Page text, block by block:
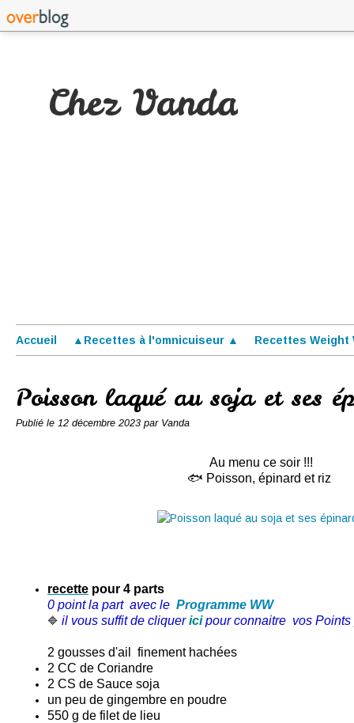
Chez Vanda
Accueil ▲Recettes à l'omnicuiseur ▲ Recettes Weight
Poisson laqué au soja et ses
Publié le 12 décembre 2023 par Vanda
Au menu ce soir !!!
🐟 Poisson, épinard et riz
recette pour 4 parts
0 point la part avec le Programme WW
🔷 il vous suffit de cliquer icipour connaitre vos Points
2 gousses d'ail finement hachées
2 CC de Coriandre
2 CS de Sauce soja
un peu de gingembre en poudre
550 g de filet de lieu